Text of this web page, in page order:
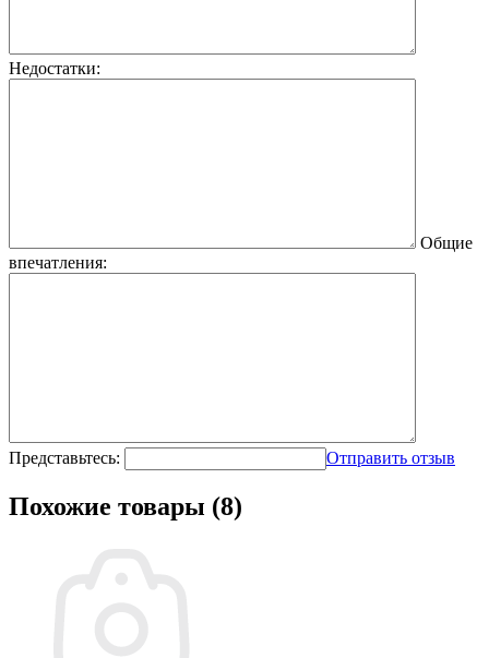
Недостатки:
Общие
впечатления:
Представьтесь: Отправить отзыв
Похожие товары (8)